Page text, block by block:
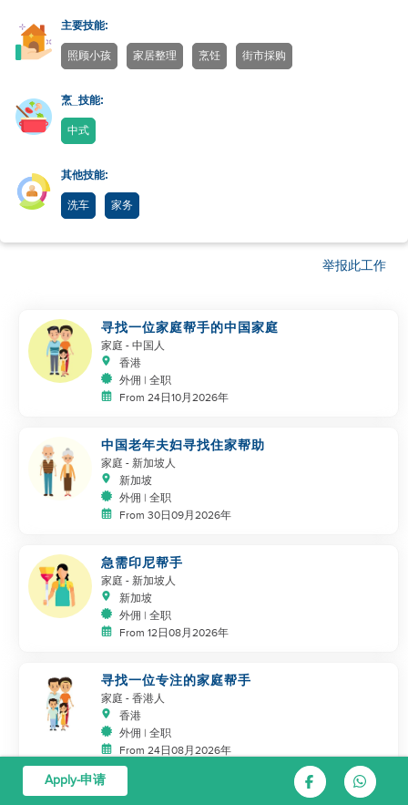
主要技能:
照顾小孩 家居整理 烹饪 街市採购
烹_技能:
中式
其他技能:
洗车 家务
举报此工作
寻找一位家庭帮手的中国家庭
家庭 - 中国人
香港
外佣 | 全职
From 24日10月2026年
中国老年夫妇寻找住家帮助
家庭 - 新加坡人
新加坡
外佣 | 全职
From 30日09月2026年
急需印尼帮手
家庭 - 新加坡人
新加坡
外佣 | 全职
From 12日08月2026年
寻找一位专注的家庭帮手
家庭 - 香港人
香港
外佣 | 全职
From 24日08月2026年
Apply-申请